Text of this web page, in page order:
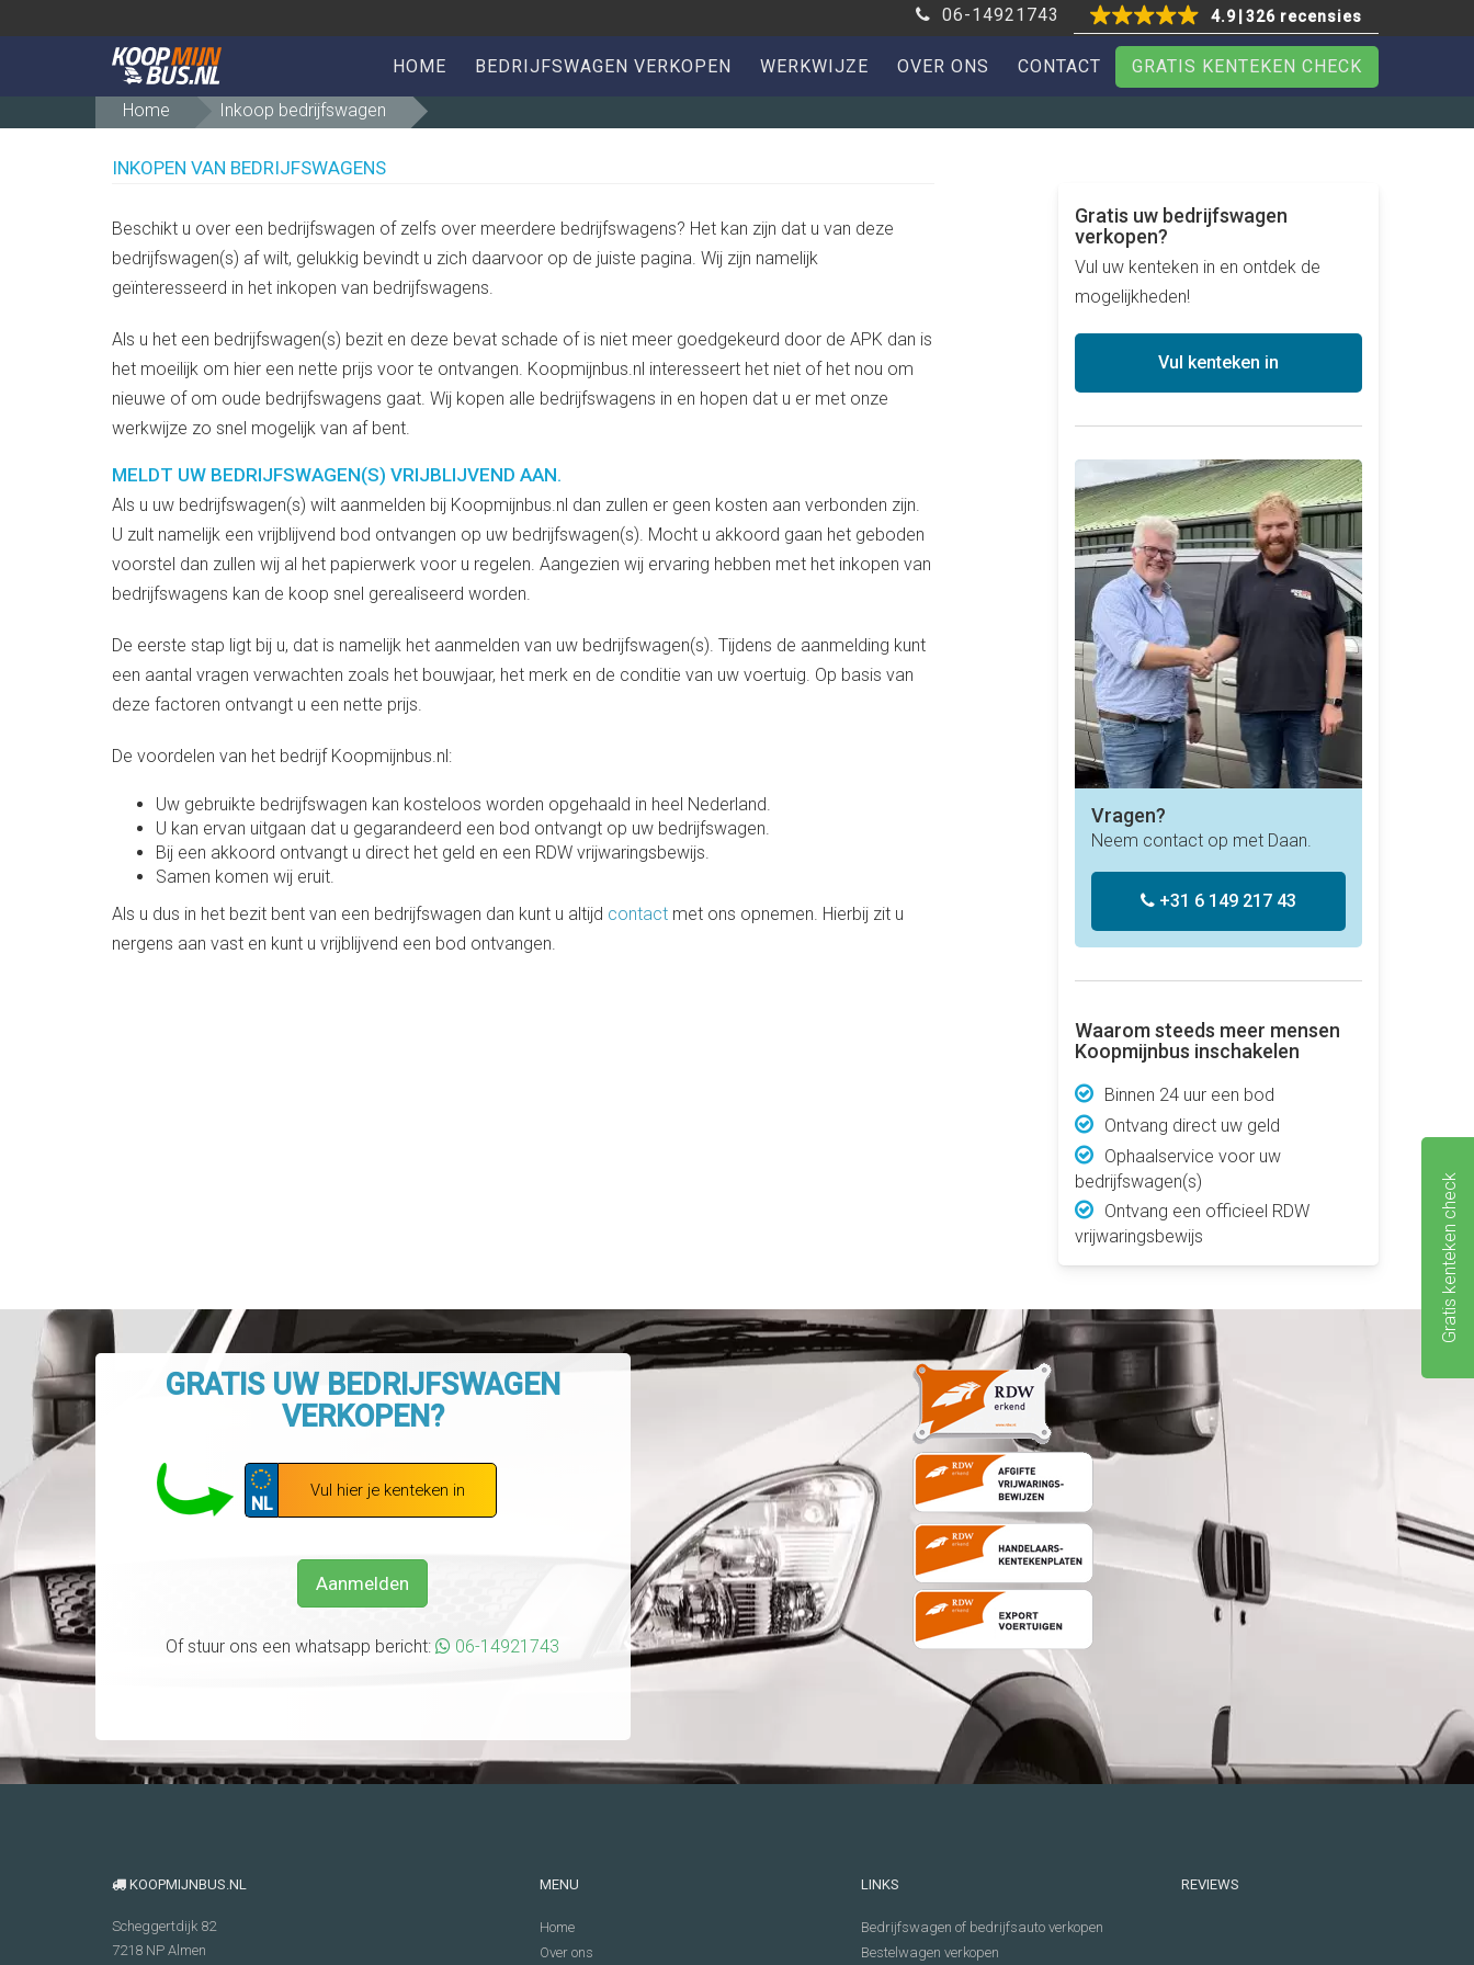
06-14921743 4.9 326 recensies
HOME BEDRIJFSWAGEN VERKOPEN WERKWIJZE OVER ONS CONTACT GRATIS KENTEKEN CHECK
Home Inkoop bedrijfswagen
INKOPEN VAN BEDRIJFSWAGENS
Beschikt u over een bedrijfswagen of zelfs over meerdere bedrijfswagens? Het kan zijn dat u van deze
bedrijfswagen(s) af wilt, gelukkig bevindt u zich daarvoor op de juiste pagina. Wij zijn namelijk
geïnteresseerd in het inkopen van bedrijfswagens.
Als u het een bedrijfswagen(s) bezit en deze bevat schade of is niet meer goedgekeurd door de APK dan is
het moeilijk om hier een nette prijs voor te ontvangen. Koopmijnbus.nl interesseert het niet of het nou om
nieuwe of om oude bedrijfswagens gaat. Wij kopen alle bedrijfswagens in en hopen dat u er met onze
werkwijze zo snel mogelijk van af bent.
MELDT UW BEDRIJFSWAGEN(S) VRIJBLIJVEND AAN.
Als u uw bedrijfswagen(s) wilt aanmelden bij Koopmijnbus.nl dan zullen er geen kosten aan verbonden zijn.
U zult namelijk een vrijblijvend bod ontvangen op uw bedrijfswagen(s). Mocht u akkoord gaan het geboden
voorstel dan zullen wij al het papierwerk voor u regelen. Aangezien wij ervaring hebben met het inkopen van
bedrijfswagens kan de koop snel gerealiseerd worden.
De eerste stap ligt bij u, dat is namelijk het aanmelden van uw bedrijfswagen(s). Tijdens de aanmelding kunt
een aantal vragen verwachten zoals het bouwjaar, het merk en de conditie van uw voertuig. Op basis van
deze factoren ontvangt u een nette prijs.
De voordelen van het bedrijf Koopmijnbus.nl:
Uw gebruikte bedrijfswagen kan kosteloos worden opgehaald in heel Nederland.
U kan ervan uitgaan dat u gegarandeerd een bod ontvangt op uw bedrijfswagen.
Bij een akkoord ontvangt u direct het geld en een RDW vrijwaringsbewijs.
Samen komen wij eruit.
Als u dus in het bezit bent van een bedrijfswagen dan kunt u altijd contact met ons opnemen. Hierbij zit u
nergens aan vast en kunt u vrijblijvend een bod ontvangen.
Gratis uw bedrijfswagen
verkopen?
Vul uw kenteken in en ontdek de
mogelijkheden!
Vul kenteken in
Vragen?
Neem contact op met Daan.
+31 6 149 217 43
Waarom steeds meer mensen
Koopmijnbus inschakelen
Binnen 24 uur een bod
Ontvang direct uw geld
Ophaalservice voor uw
bedrijfswagen(s)
Ontvang een officieel RDW
vrijwaringsbewijs
GRATIS UW BEDRIJFSWAGEN
VERKOPEN?
NL
Aanmelden
Of stuur ons een whatsapp bericht: 06-14921743
KOOPMIJNBUS.NL
Scheggertdijk 82
7218 NP Almen
MENU
Home
Over ons
LINKS
Bedrijfswagen of bedrijfsauto verkopen
Bestelwagen verkopen
REVIEWS
Gratis kenteken check